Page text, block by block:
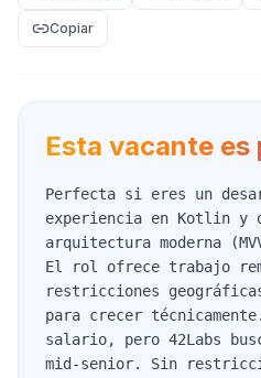
Copiar
Esta vacante es
Perfecta si eres un
experiencia en Kotlin y
arquitectura moderna
El rol ofrece trabajo
restricciones
para crecer
salario, pero 42Labs
mid-senior. Sin